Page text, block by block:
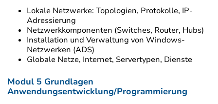
Lokale Netzwerke: Topologien, Protokolle, IP-
Adressierung
Netzwerkkomponenten (Switches, Router, Hubs)
Installation und Verwaltung von Windows-
Netzwerken (ADS)
Globale Netze, Internet, Servertypen, Dienste
Modul 5 Grundlagen
Anwendungsentwicklung/